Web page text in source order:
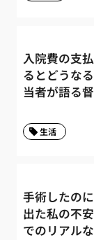
入院費の支
るとどうな
当者が語る
生活
手術したの
出た私の不
でのリアル